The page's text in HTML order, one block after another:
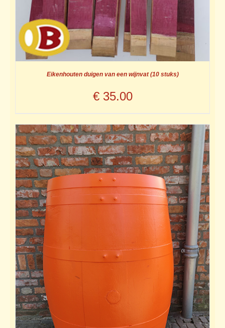
Eikenhouten duigen van een wijnvat (10 stuks)
€35.00